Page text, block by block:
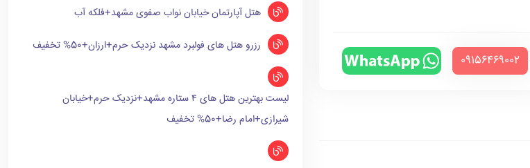
‪09156469002‬
هتل آپارتمان خیابان نواب صفوی مشهد+فلکه آب
رزرو هتل های فولبرد مشهد نزدیک حرم+ارزان+50% تخفیف
لیست بهترین هتل های ۴ ستاره مشهد+نزدیک حرم+خیابان
شیرازی+امام رضا+50% تخفیف